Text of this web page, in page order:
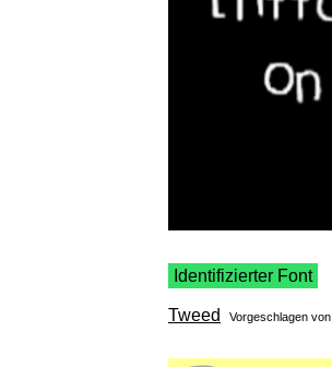
Identifizierter Font
Tweed Vorgeschlagen von